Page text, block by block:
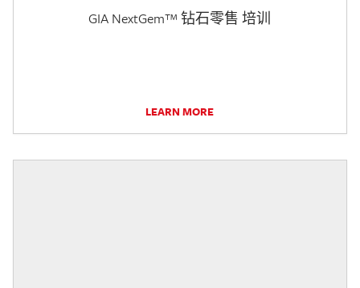
GIA NextGem™ 钻石零售 培训
LEARN MORE